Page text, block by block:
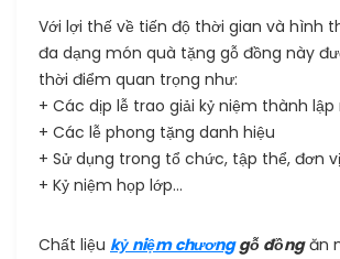
Với lợi thế về tiến độ thời gian và hình
đa dạng món quà tặng gỗ đồng này
thời điểm quan trọng như:
+ Các dịp lễ trao giải kỷ niệm thành
+ Các lễ phong tặng danh hiệu
+ Sử dụng trong tổ chức, tập thể, đơn vị
+ Kỷ niệm họp lớp...
Chất liệu kỷ niệm chươnggỗ đồngăn